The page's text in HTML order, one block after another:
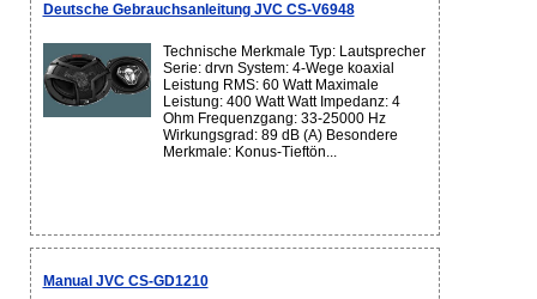
Deutsche Gebrauchsanleitung JVC CS-V6948
Technische Merkmale Typ: Lautsprecher
Serie: drvn System: 4-Wege koaxial
Leistung RMS: 60 Watt Maximale
Leistung: 400 Watt Watt Impedanz: 4
Ohm Frequenzgang: 33-25000 Hz
Wirkungsgrad: 89 dB (A) Besondere
Merkmale: Konus-Tieftön...
Manual JVC CS-GD1210